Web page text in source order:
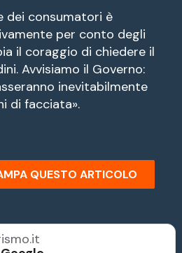
dei consumatori è
per conto degli
il coraggio di chiedere il
Avvisiamo il Governo:
inevitabilmente
di facciata».
QUESTO ARTICOLO